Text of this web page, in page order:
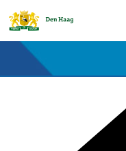
Bronnen en collecties